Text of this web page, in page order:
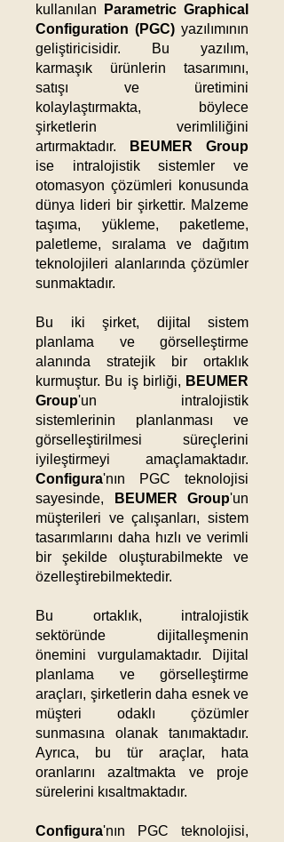
kullanılan Parametric Graphical
Configuration (PGC) yazılımının
geliştiricisidir. Bu yazılım,
karmaşık ürünlerin tasarımını,
satışı ve üretimini
kolaylaştırmakta, böylece
şirketlerin verimliliğini
artırmaktadır. BEUMER Group
ise intralojistik sistemler ve
otomasyon çözümleri konusunda
dünya lideri bir şirkettir. Malzeme
taşıma, yükleme, paketleme,
paletleme, sıralama ve dağıtım
teknolojileri alanlarında çözümler
sunmaktadır.​
Bu iki şirket, dijital sistem
planlama ve görselleştirme
alanında stratejik bir ortaklık
kurmuştur. Bu iş birliği, BEUMER
Group'un intralojistik
sistemlerinin planlanması ve
görselleştirilmesi süreçlerini
iyileştirmeyi amaçlamaktadır.
Configura'nın PGC teknolojisi
sayesinde, BEUMER Group'un
müşterileri ve çalışanları, sistem
tasarımlarını daha hızlı ve verimli
bir şekilde oluşturabilmekte ve
özelleştirebilmektedir.​
Bu ortaklık, intralojistik
sektöründe dijitalleşmenin
önemini vurgulamaktadır. Dijital
planlama ve görselleştirme
araçları, şirketlerin daha esnek ve
müşteri odaklı çözümler
sunmasına olanak tanımaktadır.
Ayrıca, bu tür araçlar, hata
oranlarını azaltmakta ve proje
sürelerini kısaltmaktadır.​
Configura'nın PGC teknolojisi,